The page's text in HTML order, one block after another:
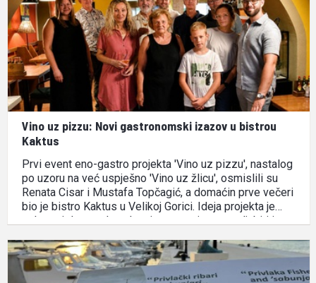
Vino uz pizzu: Novi gastronomski izazov u bistrou
Kaktus
Prvi event eno-gastro projekta 'Vino uz pizzu', nastalog
po uzoru na već uspješno 'Vino uz žlicu', osmislili su
Renata Cisar i Mustafa Topčagić, a domaćin prve večeri
bio je bistro Kaktus u Velikoj Gorici. Ideja projekta je
pokazati da se vrhunska vina mogu izvrsno sljubiti i s